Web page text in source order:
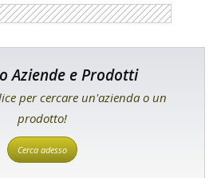
Aziende e Prodotti
per cercare un'azienda o un
prodotto!
Cerca adesso